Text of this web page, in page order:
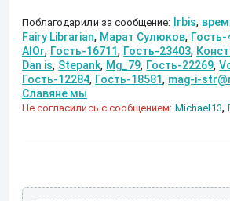
Поблагодарили за сообщение: Irbis,
Fairy Librarian, Марат Сулюков, Гость-
AlOr, Гость-16711, Гость-23403,
Dan is, Stepank, Mg_79, Гость-22269,
Гость-12284, Гость-18581, mag-i-
Славяне мы
Не согласились с сообщением: Michael13,